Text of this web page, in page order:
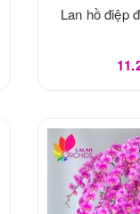
Lan hồ điệp